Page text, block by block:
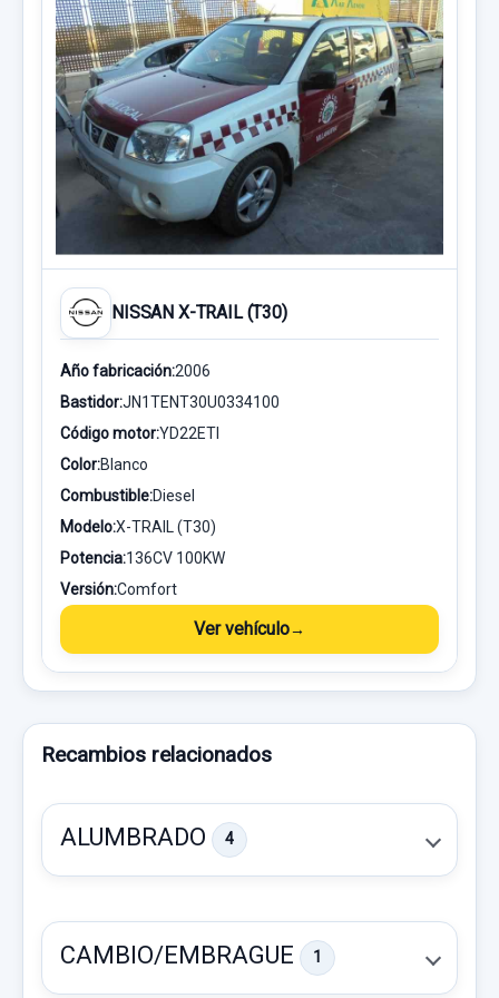
NISSAN X-TRAIL (T30)
Año fabricación:2006
Bastidor:JN1TENT30U0334100
Código motor:YD22ETI
Color:Blanco
Combustible:Diesel
Modelo:X-TRAIL (T30)
Potencia:136CV 100KW
Versión:Comfort
Ver vehículo
Recambios relacionados
ALUMBRADO 4
CAMBIO/EMBRAGUE 1